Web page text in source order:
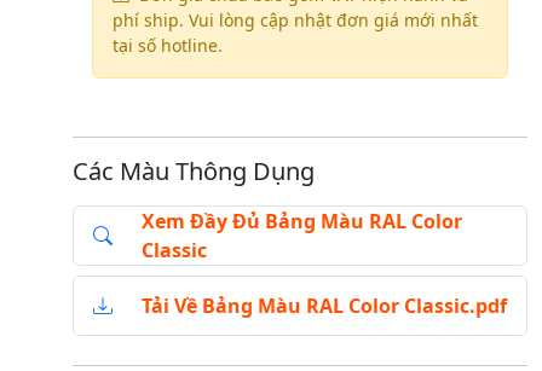
phí ship. Vui lòng cập nhật đơn giá mới nhất
tại số hotline.
Các Màu Thông Dụng
Xem Đầy Đủ Bảng Màu RAL Color
Classic
Tải Về Bảng Màu RAL Color Classic.pdf